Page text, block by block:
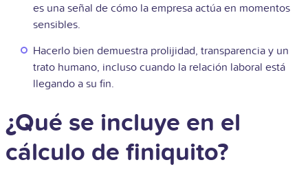
es una señal de cómo la empresa actúa en momentos
sensibles.
Hacerlo bien demuestra prolijidad, transparencia y un
trato humano, incluso cuando la relación laboral está
llegando a su fin.
¿Qué se incluye en el
cálculo de finiquito?